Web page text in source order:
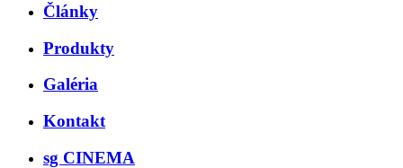
Články
Produkty
Galéria
Kontakt
sg CINEMA